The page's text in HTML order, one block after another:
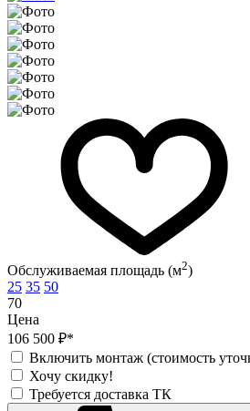
Обслуживаемая площадь (м2)
25 35 50
70
Цена
106 500 ₽*
Включить монтаж (стоимость
Хочу скидку!
Требуется доставка ТК